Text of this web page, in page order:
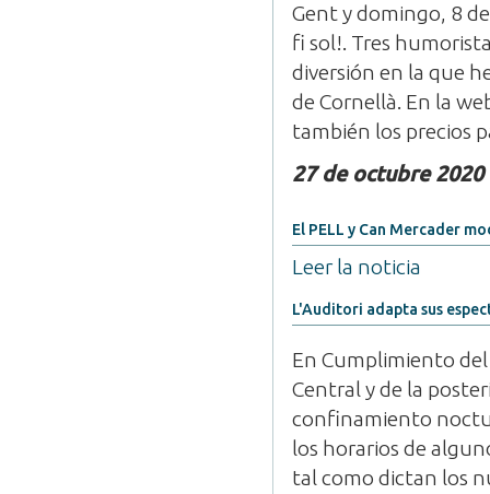
Gent y domingo, 8
fi sol!. Tres
diversión en la que
de Cornellà. En la
también los precios
27 de octubre 2020
El PELL y Can Mercader
Leer la noticia
L'Auditori adapta sus
En Cumplimiento
Central y de la
confinamiento
los horarios de
tal como dictan los